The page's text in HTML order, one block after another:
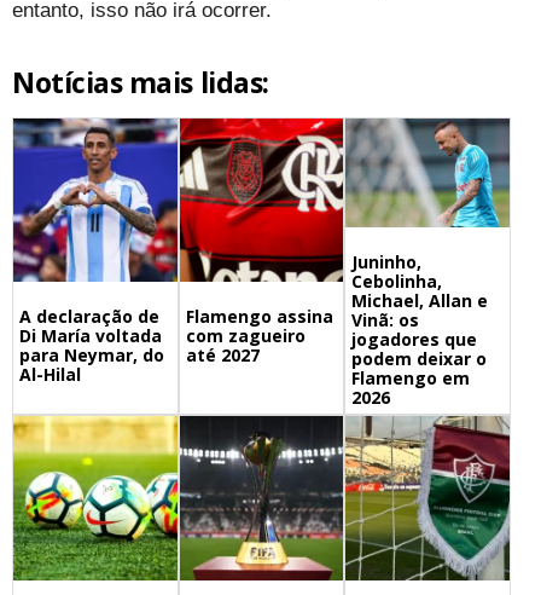
entanto, isso não irá ocorrer.
Notícias mais lidas:
A declaração de
Di María voltada
para Neymar, do
Al-Hilal
Flamengo assina
com zagueiro
até 2027
Juninho,
Cebolinha,
Michael, Allan e
Vinã: os
jogadores que
podem deixar o
Flamengo em
2026